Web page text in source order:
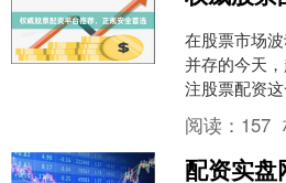
在股票市场
并存的今天
注股票配资
市场上琳琅
网，如何选
阅读： 157